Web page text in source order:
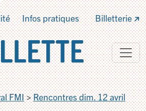
Infos pratiques Billetterie
FMI>Rencontres dim. 12 avril